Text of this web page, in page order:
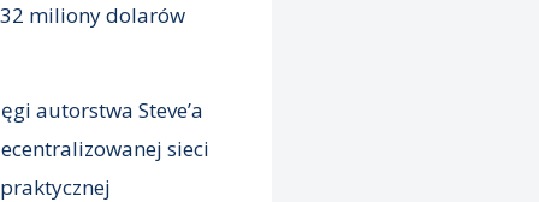
32 miliony dolarów
autorstwa Steve’a
sieci